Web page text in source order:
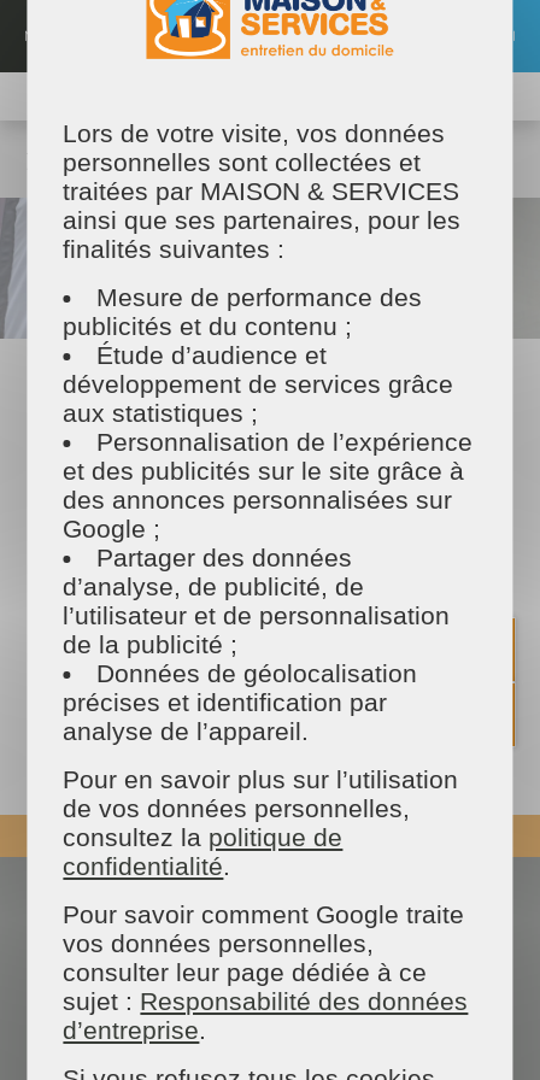
MENU EMPLOI
Maison & Services Nos offres et actualités
Nos actualités
Touche finale pour une belle rentrée !
Touche finale pour une belle
rentrée !
Pour encore mieux commencer cette belle année à vos côté ça y est
la voici la touche finale 👌 Vitrophanie de notre agence posée ce
matin, au couleurs de Maison & Services ! 😃 N'attendez plus venez
vite nous retrouver au 109 Bis avenue Albert Thomas à Albi ( juste
en face des poteries d'Albi ) 😉 Nous serons ravies de vous accueillir,
café / thé / madeleines et bien sûr nos plus beaux sourires seront
de la partie 🤪. Nous somme également à votre disposition par :
✅téléphone au 05 63 52 18 12 ✅mail : msalbi-carmaux@maison-et-
services.com Nous vous souhaitons une belle semaine et à bientôt !
PARTAGER
Facebook
Twitter Email
REVENIR EN HAUT
Nous contacter
Devenir franchisé
Blog des experts
Données personnelles
FAQ
Lors de votre visite, vos données
personnelles sont collectées et
traitées par MAISON & SERVICES
ainsi que ses partenaires, pour les
finalités suivantes :
Mesure de performance des
publicités et du contenu ;
Étude d’audience et
développement de services grâce
aux statistiques ;
Personnalisation de l’expérience
et des publicités sur le site grâce à
des annonces personnalisées sur
Google ;
Partager des données
d’analyse, de publicité, de
l’utilisateur et de personnalisation
de la publicité ;
Données de géolocalisation
précises et identification par
analyse de l’appareil.
Pour en savoir plus sur l’utilisation
de vos données personnelles,
consultez la politique de
confidentialité
Pour savoir comment Google traite
vos données personnelles,
consulter leur page dédiée à ce
sujet : Responsabilité des données
d’entreprise